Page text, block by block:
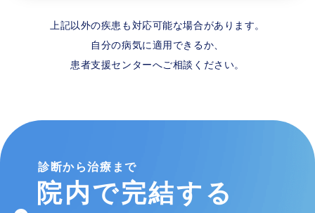
上記以外の疾患も対応可能な場合があります。
自分の病気に適用できるか、
患者支援センターへご相談ください。
診断から治療まで
院内で完結する